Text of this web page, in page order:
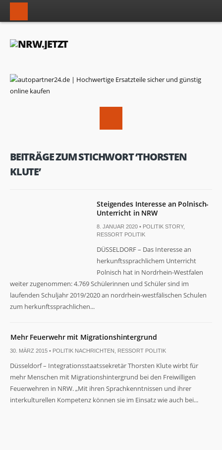
BEITRÄGE ZUM STICHWORT ‘THORSTEN
KLUTE’
Steigendes Interesse an Polnisch-
Unterricht in NRW
8. JANUAR 2020 • POLITIK STORY,
RESSORT POLITIK
DÜSSELDORF – Das Interesse an
herkunftssprachlichem Unterricht
Polnisch hat in Nordrhein-Westfalen
weiter zugenommen: 4.769 Schülerinnen und Schüler sind im
laufenden Schuljahr 2019/2020 an nordrhein-westfälischen Schulen
zum herkunftssprachlichen...
Mehr Feuerwehr mit Migrationshintergrund
30. MÄRZ 2015 • POLITIK NACHRICHTEN RESSORT POLITIK
Düsseldorf – Integrationsstaatssekretär Thorsten Klute wirbt für
mehr Menschen mit Migrationshintergrund bei den Freiwilligen
Feuerwehren in NRW. „Mit ihren Sprachkenntnissen und ihrer
interkulturellen Kompetenz können sie im Einsatz wie auch bei...